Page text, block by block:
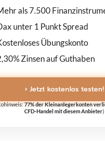
als 7.500
unter 1 Punkt Spread
Übungskonto
Zinsen auf Guthaben
› Jetzt kostenlos testen!
77% der Kleinanlegerkonten
CFD-Handel mit diesem Anbieter)